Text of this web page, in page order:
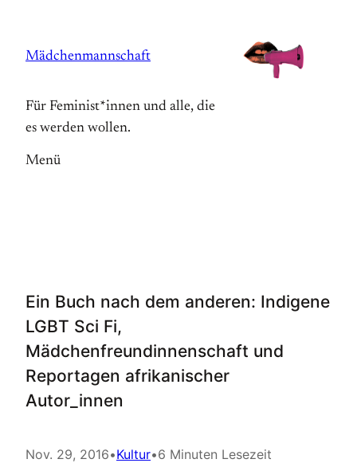
springen
Mädchenmannschaft
Für Feminist*innen und alle, die
es werden wollen.
Menü
Ein Buch nach dem anderen: Indigene
LGBT Sci Fi,
Mädchenfreundinnenschaft und
Reportagen afrikanischer
Autor_innen
Nov. 29, 2016•Kultur•6 Minuten Lesezeit